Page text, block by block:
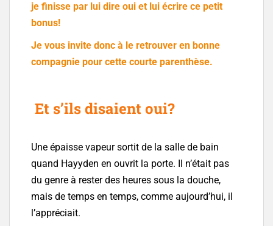
je finisse par lui dire oui et lui écrire ce petit
bonus!
Je vous invite donc à le retrouver en bonne
compagnie pour cette courte parenthèse.
Et s’ils disaient oui?
Une épaisse vapeur sortit de la salle de bain
quand Hayyden en ouvrit la porte. Il n’était pas
du genre à rester des heures sous la douche,
mais de temps en temps, comme aujourd’hui, il
l’appréciait.